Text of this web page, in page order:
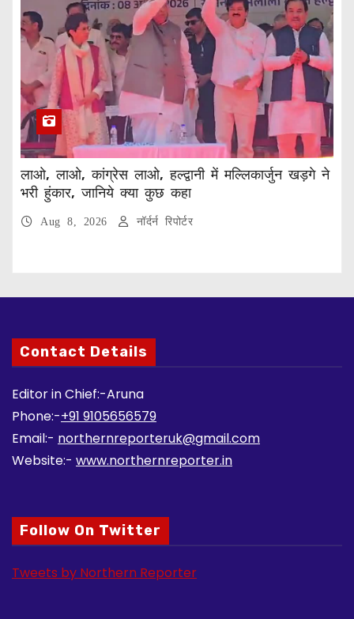
लाओ, लाओ, कांग्रेस लाओ, हल्द्वानी में मल्लिकार्जुन खड़गे ने
भरी हुंकार, जानिये क्या कुछ कहा
Aug 8, 2026 नॉर्दर्न रिपोर्टर
Contact Details
Editor in Chief:-Aruna
Phone:-+91 9105656579
Email:- northernreporteruk@gmail.com
Website:- www.northernreporter.in
Follow On Twitter
Tweets by Northern Reporter